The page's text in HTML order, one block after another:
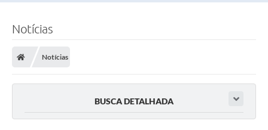
Notícias
Notícias
BUSCA DETALHADA